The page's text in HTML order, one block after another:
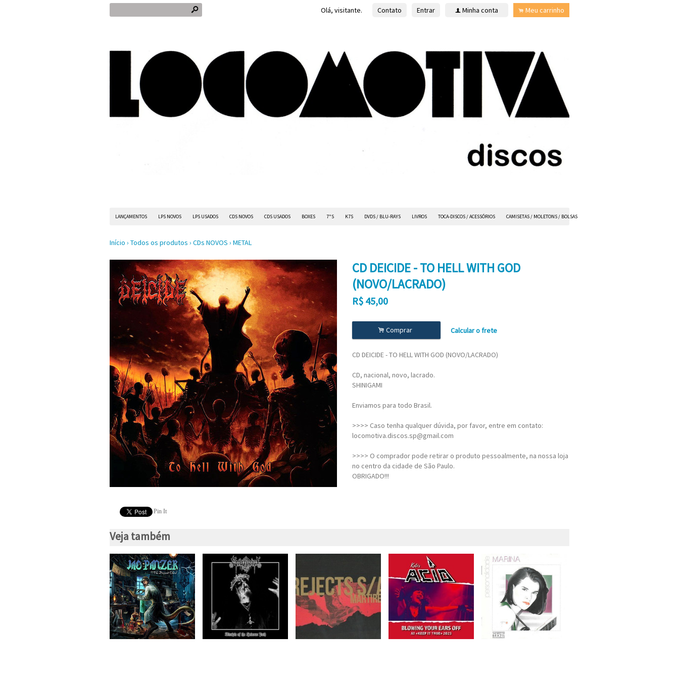
s Olá, visitante. Contato Entrar f Minha conta . Meu carrinho
LANÇAMENTOS LPS NOVOS LPS USADOS CDS NOVOS CDS USADOS BOXES 7"S K7S DVDS / BLU-RAYS LIVROS TOCA-DISCOS / ACESSÓRIOS CAMISETAS / MOLETONS / BOLSAS
Início › Todos os produtos › CDs NOVOS › METAL
Pin It
CD DEICIDE - TO HELL WITH GOD
(NOVO/LACRADO)
R$ 45,00
. Comprar Calcular o frete
CD DEICIDE - TO HELL WITH GOD (NOVO/LACRADO)
CD, nacional, novo, lacrado.
SHINIGAMI
Enviamos para todo Brasil.
>>>> Caso tenha qualquer dúvida, por favor, entre em contato:
locomotiva.discos.sp@gmail.com
>>>> O comprador pode retirar o produto pessoalmente, na nossa loja
no centro da cidade de São Paulo.
OBRIGADO!!!
Veja também